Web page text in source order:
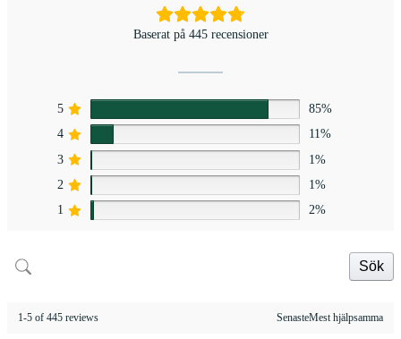
Baserat på 445 recensioner
5
85%
4
11%
3
1%
2
1%
1
2%
Sök
1-5 of 445 reviews SenasteMest hjälpsamma